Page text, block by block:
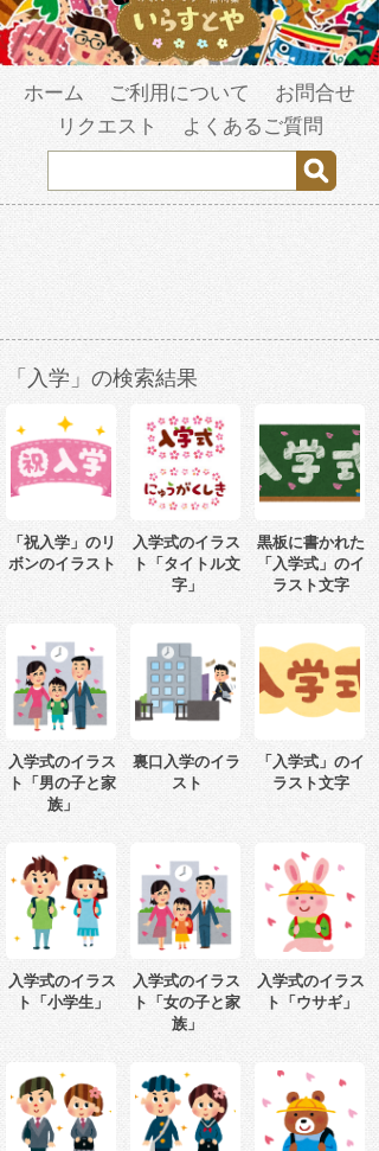
ホーム ご利用について
お問合せ
リクエスト
よくあるご質問
「入学」の検索結果
「祝入学」のリ
ボンのイラスト
入学式のイラス
ト「タイトル文
字」
黒板に書かれた
「入学式」のイ
ラスト文字
入学式のイラス
ト「男の子と家
族」
裏口入学のイラ
スト
「入学式」のイ
ラスト文字
入学式のイラス
ト「小学生」
入学式のイラス
ト「女の子と家
族」
入学式のイラス
ト「ウサギ」